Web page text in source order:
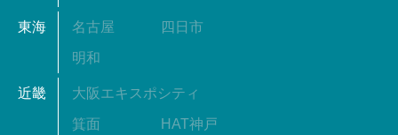
東海 名古屋 四日市
明和
近畿 大阪エキスポシティ
箕面 HAT神戸